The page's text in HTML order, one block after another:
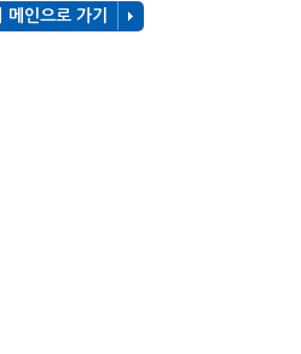
메인으로 가기